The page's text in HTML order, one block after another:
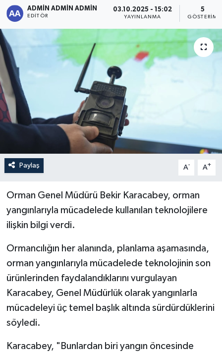
ADMİN ADMİN ADMİN
EDITÖR
03.10.2025 - 15:02
YAYINLANMA
5
GÖSTERIM
Paylaş A- A+
Orman Genel Müdürü Bekir Karacabey, orman
yangınlarıyla mücadelede kullanılan teknolojilere
ilişkin bilgi verdi.
Ormancılığın her alanında, planlama aşamasında,
orman yangınlarıyla mücadelede teknolojinin son
ürünlerinden faydalandıklarını vurgulayan
Karacabey, Genel Müdürlük olarak yangınlarla
mücadeleyi üç temel başlık altında sürdürdüklerini
söyledi.
Karacabey, "Bunlardan biri yangın öncesinde
Sağlık
Siyaset